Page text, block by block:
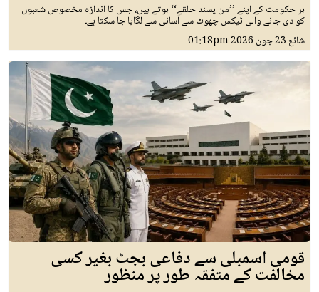
ہر حکومت کے اپنے ’’من پسند حلقے‘‘ ہوتے ہیں، جس کا اندازہ مخصوص شعبوں
کو دی جانے والی ٹیکس چھوٹ سے آسانی سے لگایا جا سکتا ہے۔
شائع23 جون 2026 01:18pm
قومی اسمبلی سے دفاعی بجٹ بغیر کسی
مخالفت کے متفقہ طور پر منظور